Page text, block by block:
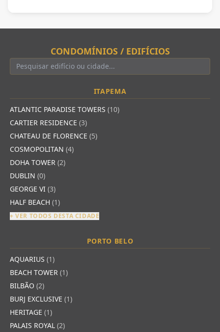
CONDOMÍNIOS / EDIFÍCIOS
ITAPEMA
ATLANTIC PARADISE TOWERS (10)
CARTIER RESIDENCE (3)
CHATEAU DE FLORENCE (5)
COSMOPOLITAN (4)
DOHA TOWER (2)
DUBLIN (0)
GEORGE VI (3)
HALF BEACH (1)
+ VER TODOS DESTA CIDADE
PORTO BELO
AQUARIUS (1)
BEACH TOWER (1)
BILBÃO (2)
BURJ EXCLUSIVE (1)
HERITAGE (1)
PALAIS ROYAL (2)